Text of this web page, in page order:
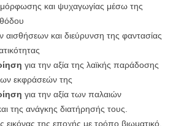
μόρφωσης και ψυχαγωγίας μέσω της
αισθήσεων και διεύρυνση της φαντασίας
για την αξία της λαϊκής παράδοσης
εκφράσεών της
για την αξία των παλαιών
της ανάγκης διατήρησής τους.
εικόνας της εποχής με τρόπο βιωματικό,